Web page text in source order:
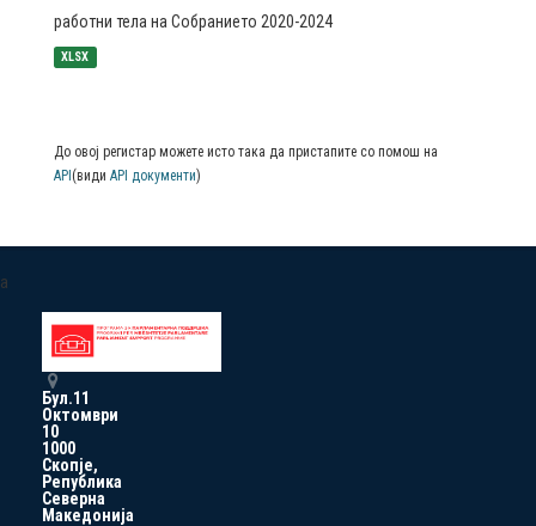
работни тела на Собранието 2020-2024
XLSX
До овој регистар можете исто така да пристапите со помош на
API (види API документи)
a
Бул.11
Октомври
10
1000
Скопје,
Република
Северна
Македонија